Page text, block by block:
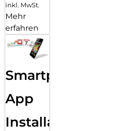
inkl. MwSt.
Mehr
erfahren
Smartphone
App
Installation